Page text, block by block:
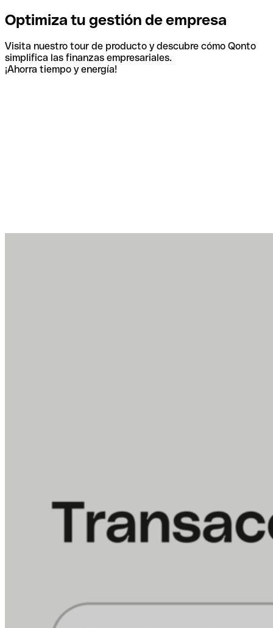
Optimiza tu gestión de empresa
Visita nuestro tour de producto y descubre cómo Qonto
simplifica las finanzas empresariales.
¡Ahorra tiempo y energía!